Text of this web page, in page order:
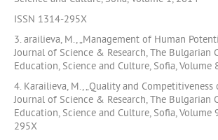
ISSN 1314-295X
3. arailieva, М., „Маnagement of Human
Journal of Science & Research, The Bulgarian
Education, Science and Culture, Sofia, Volume
4. Karailieva, М., „Quality and Competitiveness
Journal of Science & Research, The Bulgarian
Education, Science and Culture, Sofia, Volume
295X